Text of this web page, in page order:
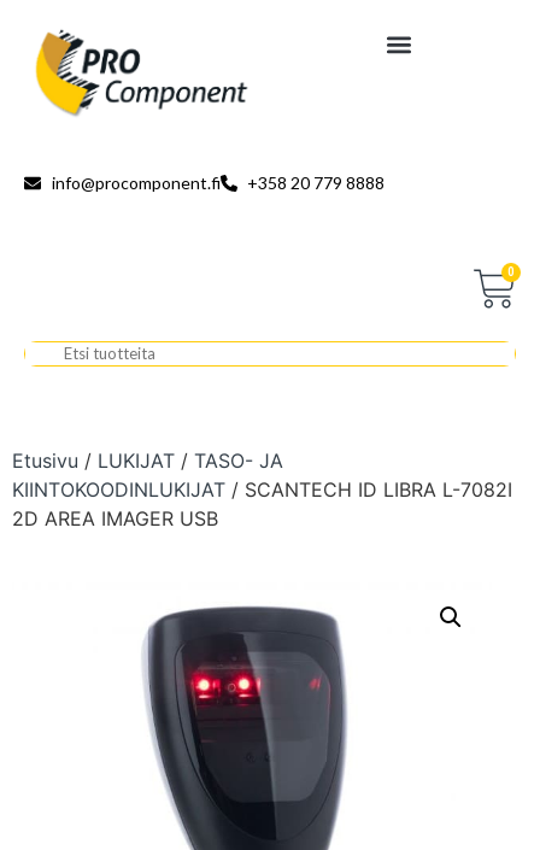
info@procomponent.fi +358 20 779 8888
0
Etusivu / LUKIJAT / TASO- JA
KIINTOKOODINLUKIJAT / SCANTECH ID LIBRA L-7082I
2D AREA IMAGER USB